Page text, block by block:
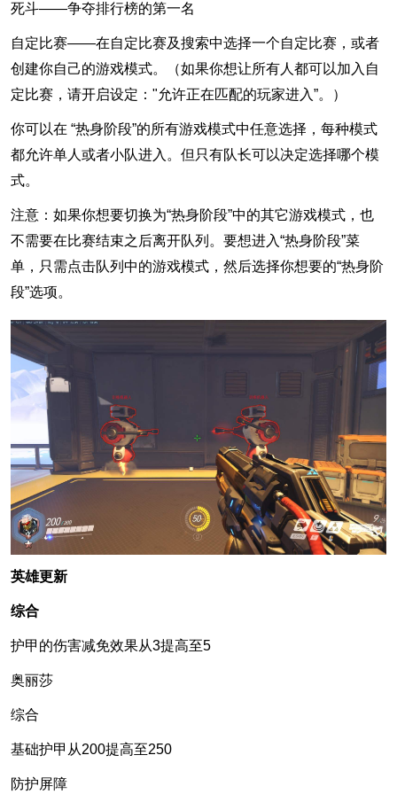
死斗——争夺排行榜的第一名
自定比赛——在自定比赛及搜索中选择一个自定比赛，或者
创建你自己的游戏模式。（如果你想让所有人都可以加入自
定比赛，请开启设定："允许正在匹配的玩家进入”。）
你可以在 “热身阶段”的所有游戏模式中任意选择，每种模式
都允许单人或者小队进入。但只有队长可以决定选择哪个模
式。
注意：如果你想要切换为“热身阶段”中的其它游戏模式，也
不需要在比赛结束之后离开队列。要想进入“热身阶段”菜
单，只需点击队列中的游戏模式，然后选择你想要的“热身阶
段”选项。
英雄更新
综合
护甲的伤害减免效果从3提高至5
奥丽莎
综合
基础护甲从200提高至250
防护屏障